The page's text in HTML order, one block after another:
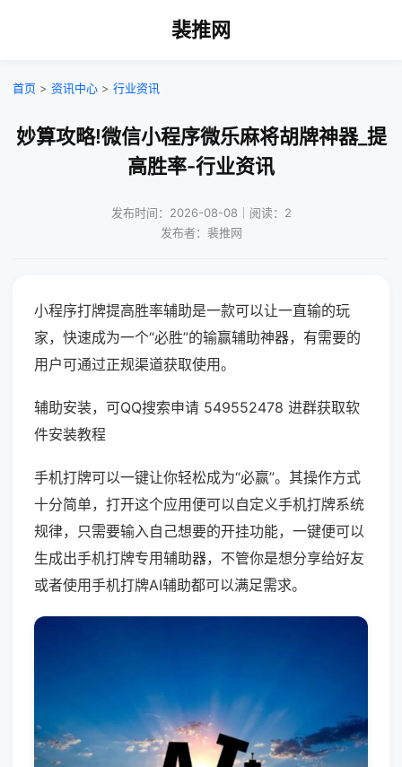
裴推网
首页 > 资讯中心 > 行业资讯
妙算攻略!微信小程序微乐麻将胡牌神器_提
高胜率-行业资讯
发布时间：2026-08-08｜阅读：2
发布者：裴推网
小程序打牌提高胜率辅助是一款可以让一直输的玩
家，快速成为一个“必胜”的输赢辅助神器，有需要的
用户可通过正规渠道获取使用。
辅助安装，可QQ搜索申请 549552478 进群获取软
件安装教程
手机打牌可以一键让你轻松成为“必赢”。其操作方式
十分简单，打开这个应用便可以自定义手机打牌系统
规律，只需要输入自己想要的开挂功能，一键便可以
生成出手机打牌专用辅助器，不管你是想分享给好友
或者使用手机打牌AI辅助都可以满足需求。